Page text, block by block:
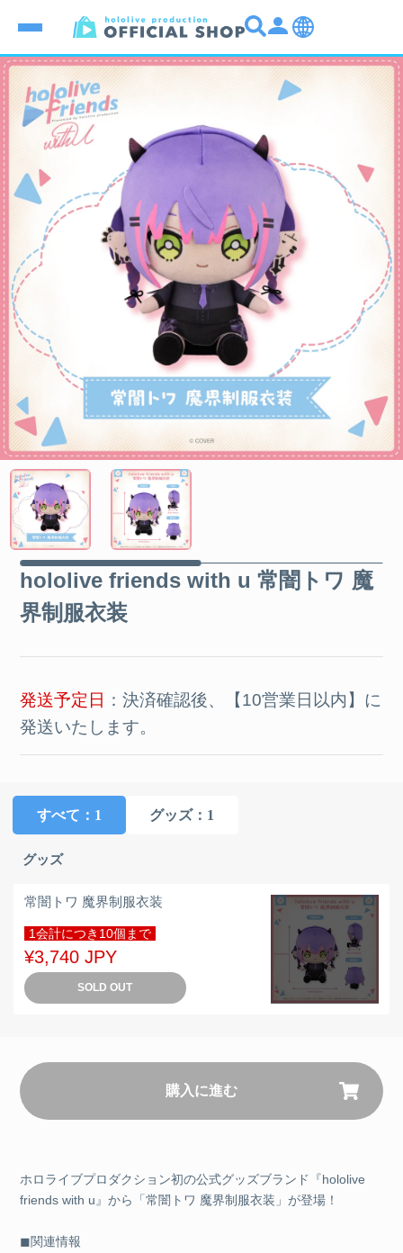
hololive friends with u 常闇トワ 魔
界制服衣装
発送予定日 ：決済確認後、【10営業日以内】に
発送いたします。
すべて ：1 グッズ：1
グッズ
常闇トワ 魔界制服衣装
1会計につき10個まで
¥3,740 JPY
SOLD OUT
購入に進む
ホロライブプロダクション初の公式グッズブランド『hololive
friends with u』から「常闇トワ 魔界制服衣装」が登場！
◼関連情報